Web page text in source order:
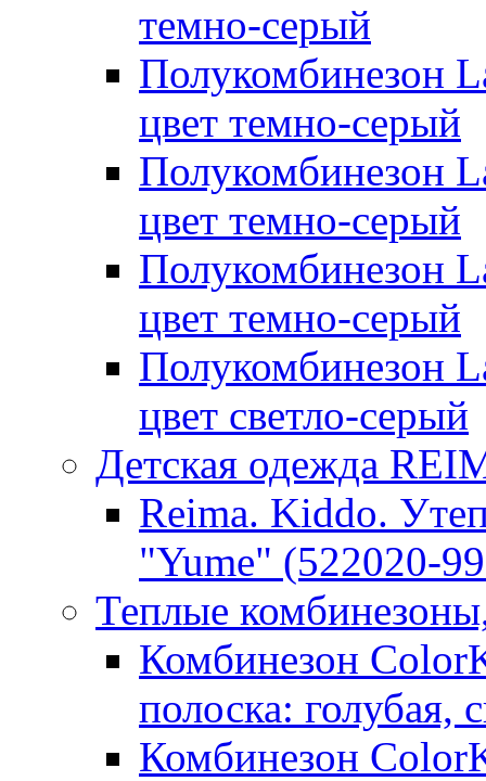
темно-серый
Полукомбинезон
цвет темно-серый
Полукомбинезон
цвет темно-серый
Полукомбинезон
цвет темно-серый
Полукомбинезон
цвет светло-серый
Детская одежда
Reima. Kiddo.
"Yume" (522020-
Теплые
Комбинезон
полоска: голубая,
Комбинезон